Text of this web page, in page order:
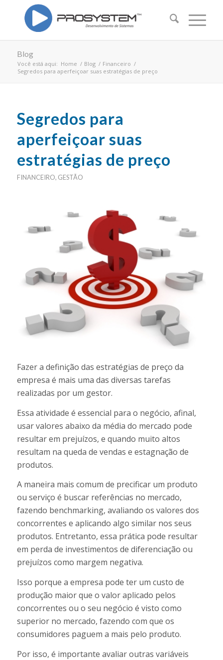
Blog
Você está aqui: Home / Blog / Financeiro /
Segredos para aperfeiçoar suas estratégias de preço
Segredos para
aperfeiçoar suas
estratégias de preço
FINANCEIRO, GESTÃO
Fazer a definição das estratégias de preço da
empresa é mais uma das diversas tarefas
realizadas por um gestor.
Essa atividade é essencial para o negócio, afinal,
usar valores abaixo da média do mercado pode
resultar em prejuízos, e quando muito altos
resultam na queda de vendas e estagnação de
produtos.
A maneira mais comum de precificar um produto
ou serviço é buscar referências no mercado,
fazendo benchmarking, avaliando os valores dos
concorrentes e aplicando algo similar nos seus
produtos. Entretanto, essa prática pode resultar
em perda de investimentos de diferenciação ou
prejuízos como margem negativa.
Isso porque a empresa pode ter um custo de
produção maior que o valor aplicado pelos
concorrentes ou o seu negócio é visto como
superior no mercado, fazendo com que os
consumidores paguem a mais pelo produto.
Por isso, é importante avaliar outras variáveis